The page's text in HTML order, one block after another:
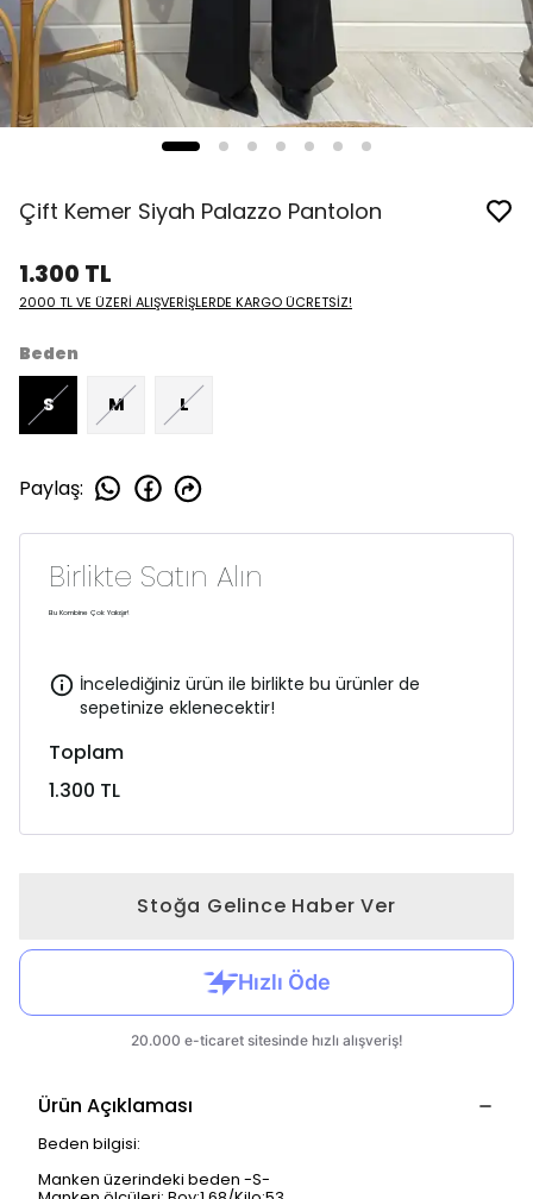
Çift Kemer Siyah Palazzo Pantolon
1.300 TL
2000 TL VE ÜZERİ ALIŞVERİŞLERDE KARGO ÜCRETSİZ!
Beden
S M L
Paylaş:
Birlikte Satın Alın
Bu Kombine Çok Yakışır!
İncelediğiniz ürün ile birlikte bu ürünler de
sepetinize eklenecektir!
Toplam
1.300 TL
Stoğa Gelince Haber Ver
Ürün Açıklaması
Beden bilgisi:
Manken üzerindeki beden -S-